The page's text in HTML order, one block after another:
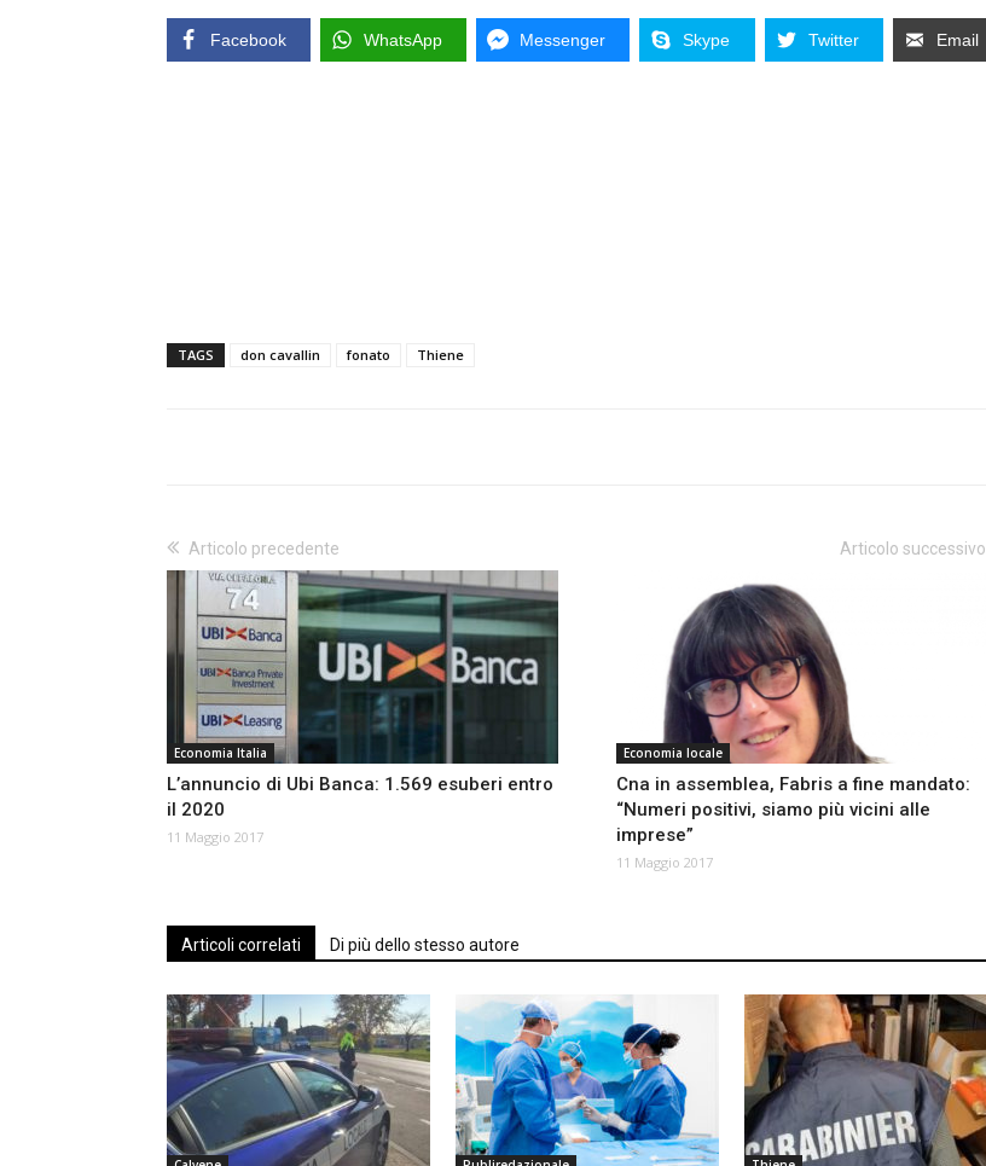
Facebook WhatsApp Messenger Skype Twitter Email
TAGS don cavallin fonato Thiene
Articolo precedente
Economia Italia
L’annuncio di Ubi Banca: 1.569 esuberi entro
il 2020
11 Maggio 2017
Articolo successivo
Economia locale
Cna in assemblea, Fabris a fine mandato:
“Numeri positivi, siamo più vicini alle
imprese”
11 Maggio 2017
Articoli correlati Di più dello stesso autore